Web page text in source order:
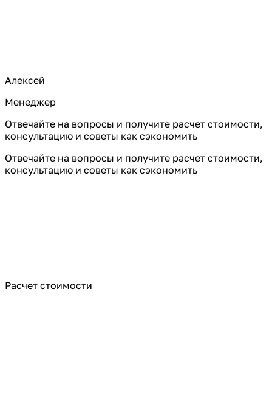
Алексей
Менеджер
Отвечайте на вопросы и получите расчет стоимости,
консультацию и советы как сэкономить
Отвечайте на вопросы и получите расчет стоимости,
консультацию и советы как сэкономить
Расчет стоимости